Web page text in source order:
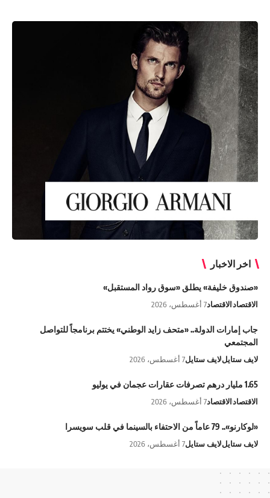
اخر الاخبار
«صندوق خليفة» يطلق «سوق رواد المستقبل»
الاقتصادالاقتصاد7 أغسطس، 2026
جاب إمارات الدولة.. «متحف زايد الوطني» يختتم برنامجاً للتواصل
المجتمعي
لايف ستايللايف ستايل7 أغسطس، 2026
1.65 مليار درهم تصرفات عقارات عجمان في يوليو
الاقتصادالاقتصاد7 أغسطس، 2026
«لوكارنو».. 79 عاماً من الاحتفاء بالسينما في قلب سويسرا
لايف ستايللايف ستايل7 أغسطس، 2026